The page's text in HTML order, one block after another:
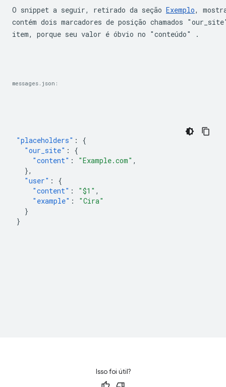
O snippet a seguir, retirado da seção Exemplo,
contém dois marcadores de posição chamados
item, porque seu valor é óbvio no "conteúdo" .
messages.json:
"placeholders" :
{
"our_site" :
{
"content" : "Example.com" ,
},
"user" :
{
"content" : "$1" ,
"example" :
"Cira"
}
}
Isso foi útil?